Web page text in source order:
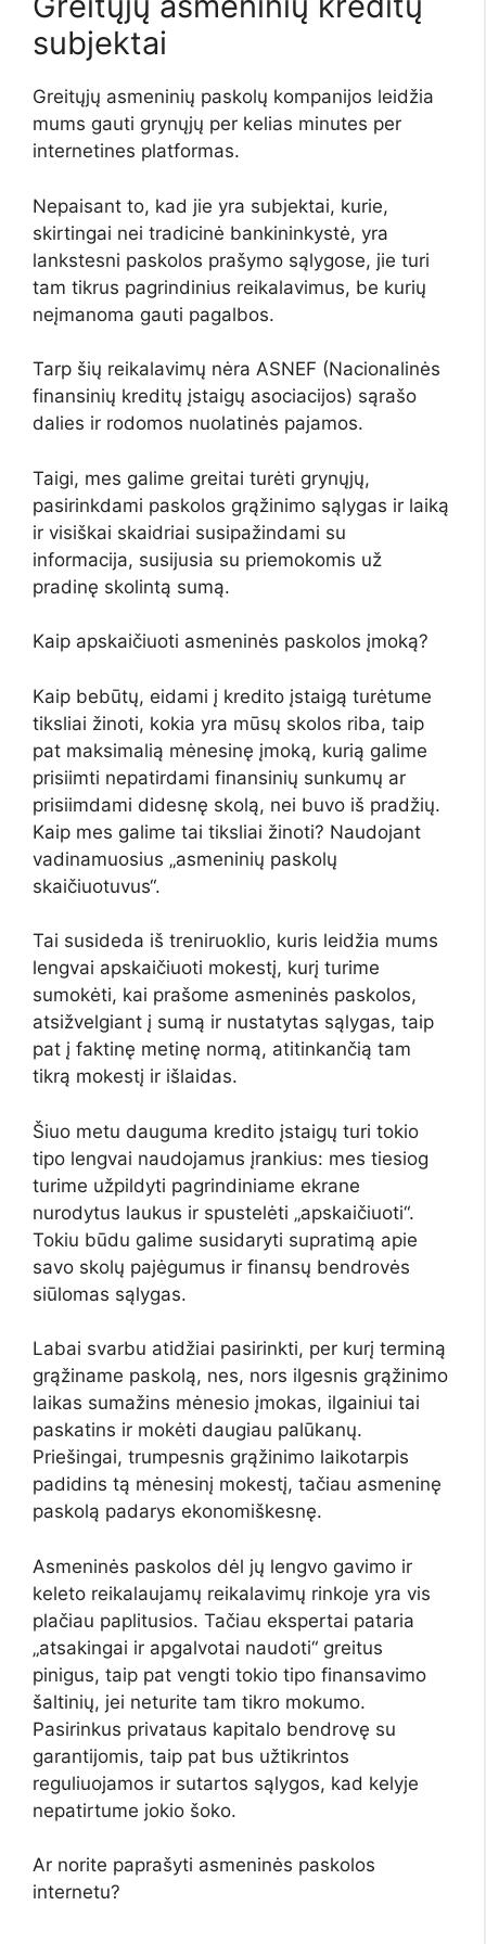
subjektai
Greitųjų asmeninių paskolų kompanijos leidžia
mums gauti grynųjų per kelias minutes per
internetines platformas.
Nepaisant to, kad jie yra subjektai, kurie,
skirtingai nei tradicinė bankininkystė, yra
lankstesni paskolos prašymo sąlygose, jie turi
tam tikrus pagrindinius reikalavimus, be kurių
neįmanoma gauti pagalbos.
Tarp šių reikalavimų nėra ASNEF (Nacionalinės
finansinių kreditų įstaigų asociacijos) sąrašo
dalies ir rodomos nuolatinės pajamos.
Taigi, mes galime greitai turėti grynųjų,
pasirinkdami paskolos grąžinimo sąlygas ir laiką
ir visiškai skaidriai susipažindami su
informacija, susijusia su priemokomis už
pradinę skolintą sumą.
Kaip apskaičiuoti asmeninės paskolos įmoką?
Kaip bebūtų, eidami į kredito įstaigą turėtume
tiksliai žinoti, kokia yra mūsų skolos riba, taip
pat maksimalią mėnesinę įmoką, kurią galime
prisiimti nepatirdami finansinių sunkumų ar
prisiimdami didesnę skolą, nei buvo iš pradžių.
Kaip mes galime tai tiksliai žinoti? Naudojant
vadinamuosius „asmeninių paskolų
skaičiuotuvus“.
Tai susideda iš treniruoklio, kuris leidžia mums
lengvai apskaičiuoti mokestį, kurį turime
sumokėti, kai prašome asmeninės paskolos,
atsižvelgiant į sumą ir nustatytas sąlygas, taip
pat į faktinę metinę normą, atitinkančią tam
tikrą mokestį ir išlaidas.
Šiuo metu dauguma kredito įstaigų turi tokio
tipo lengvai naudojamus įrankius: mes tiesiog
turime užpildyti pagrindiniame ekrane
nurodytus laukus ir spustelėti „apskaičiuoti“.
Tokiu būdu galime susidaryti supratimą apie
savo skolų pajėgumus ir finansų bendrovės
siūlomas sąlygas.
Labai svarbu atidžiai pasirinkti, per kurį terminą
grąžiname paskolą, nes, nors ilgesnis grąžinimo
laikas sumažins mėnesio įmokas, ilgainiui tai
paskatins ir mokėti daugiau palūkanų.
Priešingai, trumpesnis grąžinimo laikotarpis
padidins tą mėnesinį mokestį, tačiau asmeninę
paskolą padarys ekonomiškesnę.
Asmeninės paskolos dėl jų lengvo gavimo ir
keleto reikalaujamų reikalavimų rinkoje yra vis
plačiau paplitusios. Tačiau ekspertai pataria
„atsakingai ir apgalvotai naudoti“ greitus
pinigus, taip pat vengti tokio tipo finansavimo
šaltinių, jei neturite tam tikro mokumo.
Pasirinkus privataus kapitalo bendrovę su
garantijomis, taip pat bus užtikrintos
reguliuojamos ir sutartos sąlygos, kad kelyje
nepatirtume jokio šoko.
Ar norite paprašyti asmeninės paskolos
internetu?